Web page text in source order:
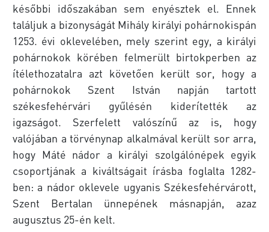
későbbi időszakában sem enyésztek el. Ennek
találjuk a bizonyságát Mihály királyi pohárnokispán
1253. évi oklevelében, mely szerint egy, a királyi
pohárnokok körében felmerült birtokperben az
ítélethozatalra azt követően került sor, hogy a
pohárnokok Szent István napján tartott
székesfehérvári gyűlésén kiderítették az
igazságot. Szerfelett valószínű az is, hogy
valójában a törvénynap alkalmával került sor arra,
hogy Máté nádor a királyi szolgálónépek egyik
csoportjának a kiváltságait írásba foglalta 1282-
ben: a nádor oklevele ugyanis Székesfehérvárott,
Szent Bertalan ünnepének másnapján, azaz
augusztus 25-én kelt.